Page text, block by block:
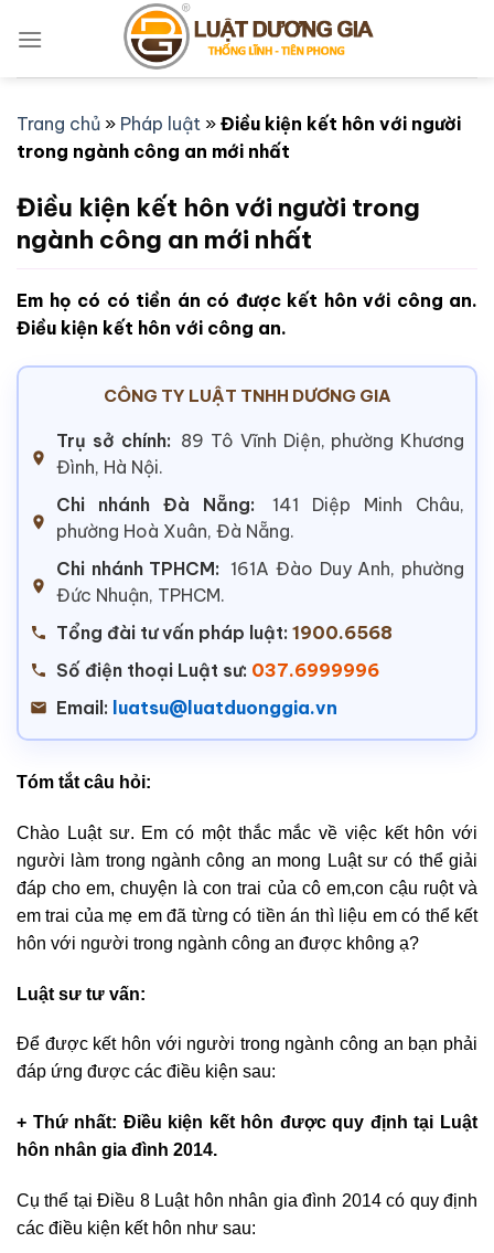
qua
Trang chủ » Pháp luật » Điều kiện kết hôn với người
trong ngành công an mới nhất
Điều kiện kết hôn với người trong
ngành công an mới nhất
Em họ có có tiền án có được kết hôn với công an.
Điều kiện kết hôn với công an.
CÔNG TY LUẬT TNHH DƯƠNG GIA
Trụ sở chính: 89 Tô Vĩnh Diện, phường Khương
Đình, Hà Nội.
Chi nhánh Đà Nẵng:
141 Diệp Minh Châu,
phường Hoà Xuân, Đà Nẵng.
Chi nhánh TPHCM: 161A Đào Duy Anh, phường
Đức Nhuận, TPHCM.
Tổng đài tư vấn pháp luật: 1900.6568
Số điện thoại Luật sư: 037.6999996
Email: luatsu@luatduonggia.vn
Tóm tắt câu hỏi:
Chào Luật sư. Em có một thắc mắc về việc kết hôn với
người làm trong ngành công an mong Luật sư có thể giải
đáp cho em, chuyện là con trai của cô em,con cậu ruột và
em trai của mẹ em đã từng có tiền án thì liệu em có thể kết
hôn với người trong ngành công an được không ạ?
Luật sư tư vấn:
Để được kết hôn với người trong ngành công an bạn phải
đáp ứng được các điều kiện sau:
+ Thứ nhất: Điều kiện kết hôn được quy định tại Luật
hôn nhân gia đình 2014.
Cụ thể tại Điều 8 Luật hôn nhân gia đình 2014 có quy định
các điều kiện kết hôn như sau: